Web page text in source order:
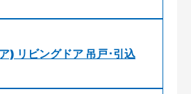
) リビングドア 吊戸･引込